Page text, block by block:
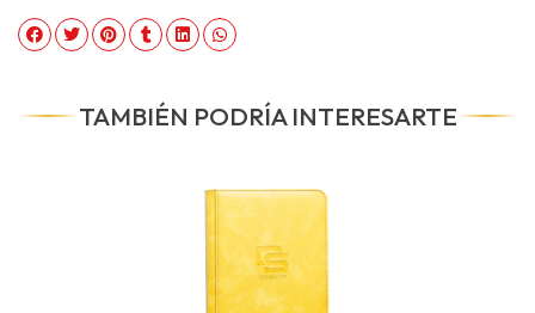
TAMBIÉN PODRÍA INTERESARTE